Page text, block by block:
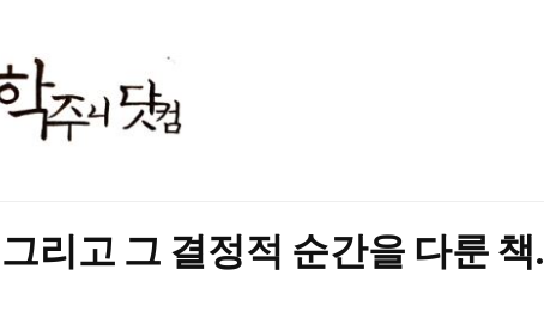
주
컴
리고 그 결정적 순간을 다룬 책.